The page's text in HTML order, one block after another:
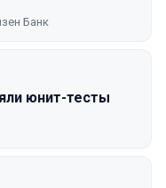
Банк
юнит-тесты